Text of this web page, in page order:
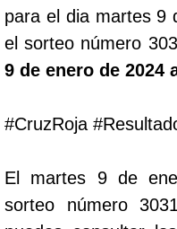
Extra de
Antioqueñita
Antioqueñita
Astro Sol
para el dia martes 9
el sorteo número
9 de enero de 2024
#CruzRoja
El martes 9 de
sorteo número